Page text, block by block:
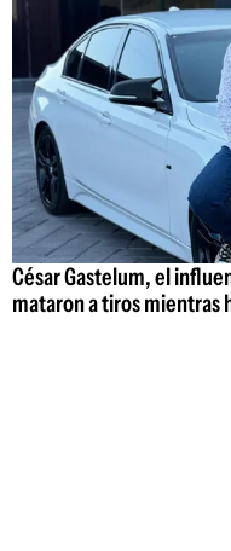
César Gastelum, el
mataron a tiros mientras